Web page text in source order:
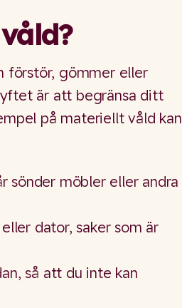
förstör, gömmer eller
är att begränsa ditt
på materiellt våld kan
sönder möbler eller andra
dator, saker som är
så att du inte kan